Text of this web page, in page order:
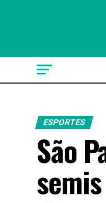
ESPORTES
São